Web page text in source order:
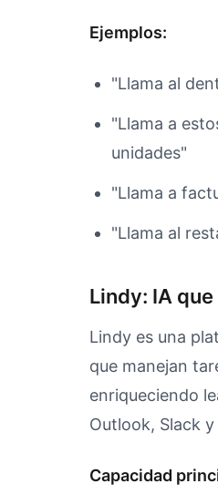
Ejemplos:
"Llama al
"Llama a
unidades"
"Llama a
"Llama al
Lindy: IA
Lindy es una
que manejan
enriqueciendo
Outlook, Slack y
Capacidad